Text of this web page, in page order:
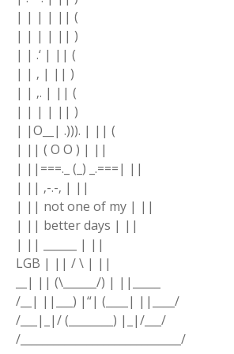
| | | | || (
| | | | || )
| | .‘ | || (
| | ‚ | || )
| | ‚. | || (
| | | | || )
| |O__| .))). | || (
| || ( O O ) | ||
| ||===._ (_) _.===| ||
| || ‚-.-‚ | ||
| || not one of my | ||
| || better days | ||
| || ______ | ||
LGB | || / \ | ||
__| || (\______/) | ||_____
/__| ||___) |“| (____| ||____/
/___|_|/ (________) |_|/___/
/_____________________________/